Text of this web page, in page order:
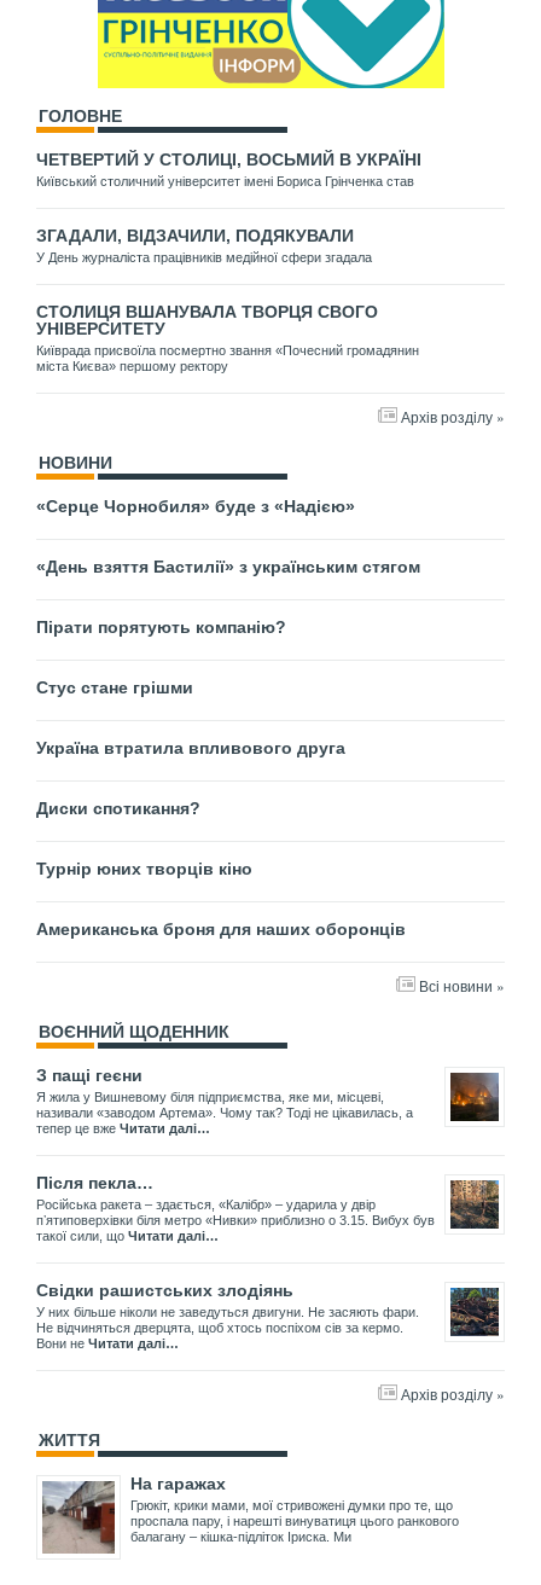
ГОЛОВНЕ
ЧЕТВЕРТИЙ У СТОЛИЦІ, ВОСЬМИЙ В УКРАЇНІ
Київський столичний університет імені Бориса Грінченка став
ЗГАДАЛИ, ВІДЗАЧИЛИ, ПОДЯКУВАЛИ
У День журналіста працівників медійної сфери згадала
СТОЛИЦЯ ВШАНУВАЛА ТВОРЦЯ СВОГО
УНІВЕРСИТЕТУ
Київрада присвоїла посмертно звання «Почесний громадянин
міста Києва» першому ректору
Архів розділу »
НОВИНИ
«Серце Чорнобиля» буде з «Надією»
«День взяття Бастилії» з українським стягом
Пірати порятують компанію?
Стус стане грішми
Україна втратила впливового друга
Диски спотикання?
Турнір юних творців кіно
Американська броня для наших оборонців
Всі новини »
ВОЄННИЙ ЩОДЕННИК
З пащі геєни
Я жила у Вишневому біля підприємства, яке ми, місцеві,
називали «заводом Артема». Чому так? Тоді не цікавилась, а
тепер це вже Читати далі…
Після пекла…
Російська ракета – здається, «Калібр» – ударила у двір
пʼятиповерхівки біля метро «Нивки» приблизно о 3.15. Вибух був
такої сили, що Читати далі…
Свідки рашистських злодіянь
У них більше ніколи не заведуться двигуни. Не засяють фари.
Не відчиняться дверцята, щоб хтось поспіхом сів за кермо.
Вони не Читати далі…
Архів розділу »
ЖИТТЯ
На гаражах
Грюкіт, крики мами, мої стривожені думки про те, що
проспала пару, і нарешті винуватиця цього ранкового
балагану – кішка-підліток Іриска. Ми